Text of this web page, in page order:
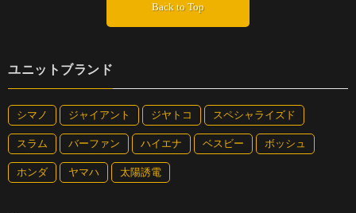
Back to Top
ユニットブランド
シマノ ジャイアント ジヤトコ スペシャライズド
スラム バーファン ハイエナ ベスビー ボッシュ
ホンダ ヤマハ 太陽誘電